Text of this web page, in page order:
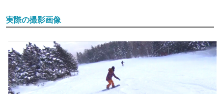
実際の撮影画像